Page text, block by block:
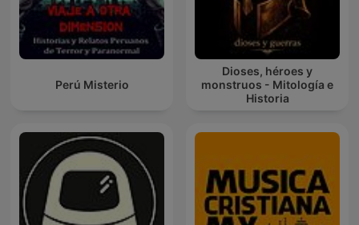
Perú Misterio
Dioses, héroes y
monstruos - Mitología e
Historia